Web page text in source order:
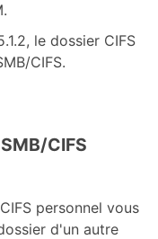
le dossier CIFS
CIFS.
CIFS
personnel vous
d'un autre